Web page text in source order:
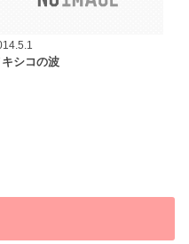
キシコの波